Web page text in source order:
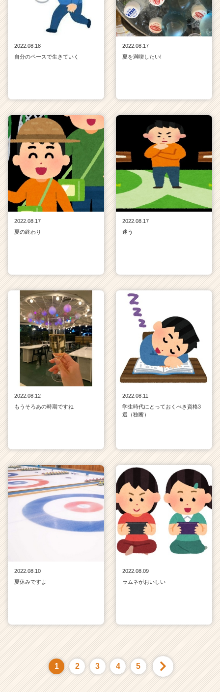
2022.08.18
自分のペースで生きていく
2022.08.17
夏を満喫したい!
2022.08.17
夏の終わり
2022.08.17
迷う
2022.08.12
もうそろあの時期ですね
2022.08.11
学生時代にとっておくべき資格3
選（独断）
2022.08.10
夏休みですよ
2022.08.09
ラムネがおいしい
1 2 3 4 5